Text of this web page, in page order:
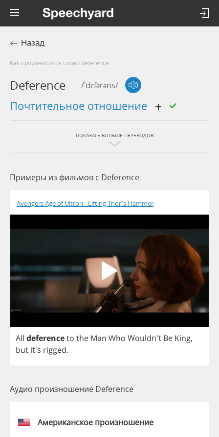
Назад
Как произносится слово deference
Deference /'dɛfərəns/
почтительное отношение
ПОКАЗАТЬ БОЛЬШЕ ПЕРЕВОДОВ
Примеры из фильмов c Deference
Avengers Age of Ultron - Lifting Thor's Hammer
All deferenceto the Man Who Wouldn't Be King,
but it's rigged.
Аудио произношение Deference
Американское произношение